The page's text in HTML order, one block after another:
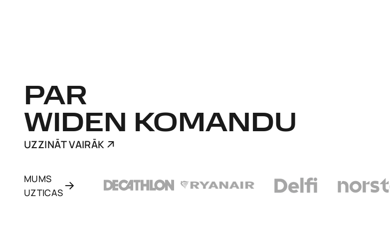
PAR
WIDEN KOMANDU
UZZINĀT VAIRĀK
MUMS
UZTICAS